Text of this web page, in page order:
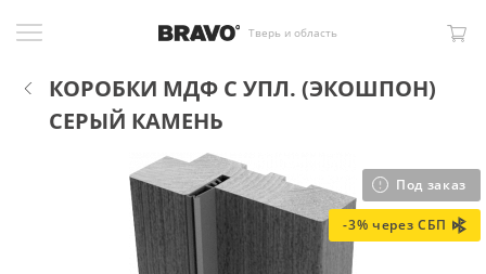
Тверь и область
КОРОБКИ МДФ С УПЛ. (ЭКОШПОН)
СЕРЫЙ КАМЕНЬ
Под заказ
-3% через СБП